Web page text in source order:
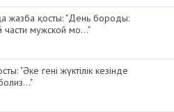
жазба қосты: "День бороды:
мужской мо..."
"Әке гені жүктілік кезінде